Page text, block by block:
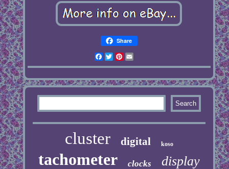
Share
Facebook
TwitterPinterest
cluster digital koso
tachometer clocks display